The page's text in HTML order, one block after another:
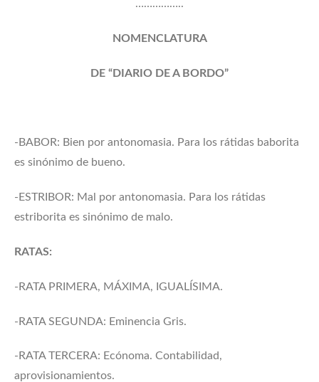
……………..
NOMENCLATURA
DE “DIARIO DE A BORDO”
-BABOR: Bien por antonomasia. Para los rátidas baborita
es sinónimo de bueno.
-ESTRIBOR: Mal por antonomasia. Para los rátidas
estriborita es sinónimo de malo.
RATAS:
-RATA PRIMERA, MÁXIMA, IGUALÍSIMA.
-RATA SEGUNDA: Eminencia Gris.
-RATA TERCERA: Ecónoma. Contabilidad,
aprovisionamientos.